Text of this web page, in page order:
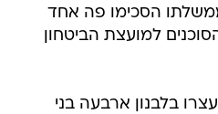
הסכימו פה אחד
למועצת הביטחון
בלבנון ארבעה בני